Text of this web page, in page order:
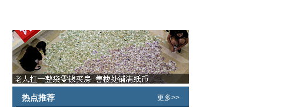
热点推荐 更多>>